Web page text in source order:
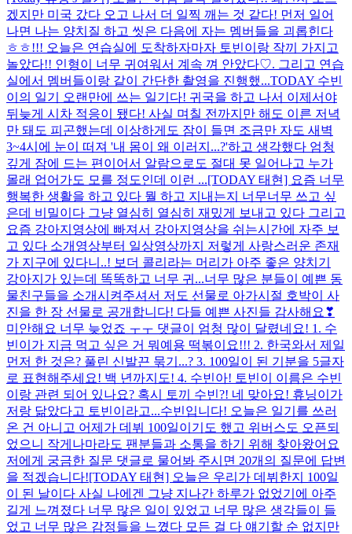
겠지만 미국 갔다 오고 나서 더 일찍 깨는 것 같다! 먼저 일어
나면 나는 양치질 하고 씻은 다음에 자는 멤버들을 괴롭힌다
ㅎㅎ!!! 오늘은 연습실에 도착하자마자 토빈이랑 작끼 가지고
놀았다!! 인형이 너무 귀여워서 계속 껴 안았다♡. 그리고 연습
실에서 멤버들이랑 같이 간단한 촬영을 진행했...TODAY 수빈
이의 일기 오랜만에 쓰는 일기다! 귀국을 하고 나서 이제서야
뒤늦게 시차 적응이 됐다! 사실 며칠 전까지만 해도 이른 저녁
만 돼도 피곤했는데 이상하게도 잠이 들면 조금만 자도 새벽
3~4시에 눈이 떠져 '내 몸이 왜 이러지...?'하고 생각했다 엄청
깊게 잠에 드는 편이어서 알람으로도 절대 못 일어나고 누가
몰래 업어가도 모를 정도인데 이런 ...[TODAY 태현] 요즘 너무
행복한 생활을 하고 있다 뭘 하고 지내는지 너무너무 쓰고 싶
은데 비밀이다 그냥 열심히 열심히 재밌게 보내고 있다 그리고
요즘 강아지영상에 빠져서 강아지영상을 쉬는시간에 자주 보
고 있다 소개영상부터 일상영상까지 저렇게 사랑스러운 존재
가 지구에 있다니..! 보더 콜리라는 머리가 아주 좋은 양치기
강아지가 있는데 똑똑하고 너무 귀...너무 많은 분들이 예쁜 동
물친구들을 소개시켜주셔서 저도 선물로 아가시절 호박이 사
진을 한 장 선물로 공개합니다! 다들 예쁜 사진들 감사해요❣
미안해요 너무 늦었죠 ㅜㅜ 댓글이 엄청 많이 달렸네요! 1. 수
빈이가 지금 먹고 싶은 거 뭐예용 떡볶이요!!! 2. 한국와서 제일
먼저 한 것은? 풀린 신발끈 묶기...? 3. 100일이 된 기분을 5글자
로 표현해주세요! 백 년까지도! 4. 수빈아! 토빈이 이름은 수빈
이랑 관련 되어 있나요? 혹시 토끼 수빈?! 네 맞아요! 휴닝이가
저랑 닮았다고 토빈이라고...수빈입니다! 오늘은 일기를 쓰러
온 건 아니고 어제가 데뷔 100일이기도 했고 위버스도 오픈되
었으니 작게나마라도 팬분들과 소통을 하기 위해 찾아왔어요
저에게 궁금한 질문 댓글로 물어봐 주시면 20개의 질문에 답변
을 적겠습니다![TODAY 태현] 오늘은 우리가 데뷔한지 100일
이 된 날이다 사실 나에겐 그냥 지나간 하루가 없었기에 아주
길게 느껴졌다 너무 많은 일이 있었고 너무 많은 생각들이 들
었고 너무 많은 감정들을 느꼈다 모든 걸 다 얘기할 순 없지만